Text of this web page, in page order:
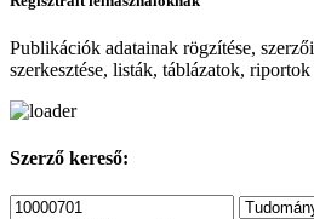
Publikációk adatainak rögzítése,
szerkesztése, listák, táblázatok, riportok
Szerző kereső: